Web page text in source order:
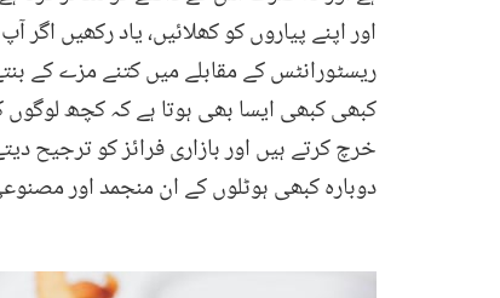
اور اپنے پیاروں کو کھلائیں، یاد رکھیں اگر
ریسٹورانٹس کے مقابلے میں کتنے مزے کے
کبھی کبھی ایسا بھی ہوتا ہے کہ کچھ لوگوں
خرچ کرتے ہیں اور بازاری فرائز کو ترجیح
دوبارہ کبھی ہوٹلوں کے ان منجمد اور